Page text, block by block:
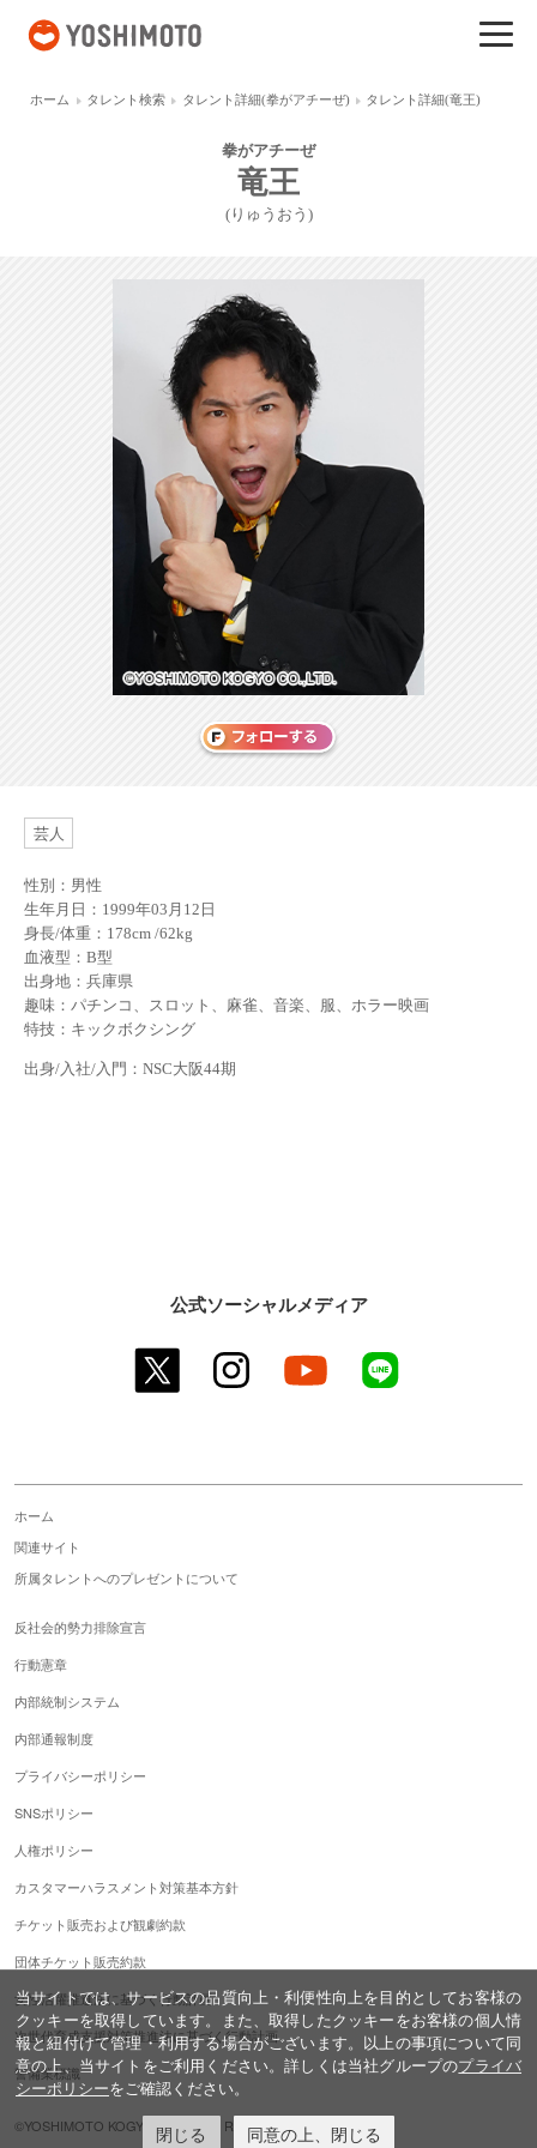
ホーム タレント検索 タレント詳細(拳がアチーぜ) タレント詳細(竜王)
拳がアチーぜ
竜王
(りゅうおう)
芸人
性別：男性
生年月日：1999年03月12日
身長/体重：178cm /62kg
血液型：B型
出身地：兵庫県
趣味：パチンコ、スロット、麻雀、音楽、服、ホラー映画
特技：キックボクシング
出身/入社/入門：NSC大阪44期
公式ソーシャルメディア
twitter instagram youtube
ホーム
関連サイト
所属タレントへのプレゼントについて
反社会的勢力排除宣言
行動憲章
内部統制システム
内部通報制度
プライバシーポリシー
SNSポリシー
人権ポリシー
カスタマーハラスメント対策基本方針
チケット販売および観劇約款
団体チケット販売約款
女性活躍推進法に基づく行動計画
次世代育成支援対策推進法に基づく行動計画
警備業標識
©YOSHIMOTO KOGYO,ALL Rights Reserved.
当サイトでは、サービスの品質向上・利便性向上を目的としてお客様の
クッキーを取得しています。また、取得したクッキーをお客様の個人情
報と紐付けて管理・利用する場合がございます。以上の事項について同
意の上、当サイトをご利用ください。詳しくは当社グループのプライバ
シーポリシーをご確認ください。
閉じる 同意の上、閉じる